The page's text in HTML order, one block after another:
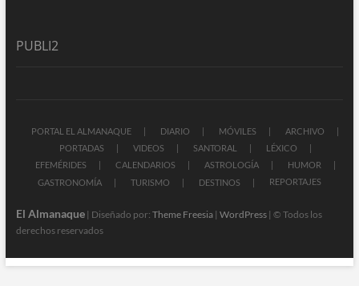
PUBLI2
PORTAL EL ALMANAQUE DIARIO MÓVILES
ARCHIVO
PORTADAS
VIDEOS SANTORAL
LÉXICO
EFEMÉRIDES
CALENDARIOS ASTROLOGÍA
HUMOR
GASTRONOMÍA
TURISMO DESTINOS REPORTAJES
El Almanaque| Diseñado por: Theme Freesia| WordPress| © Todos los
derechos reservados